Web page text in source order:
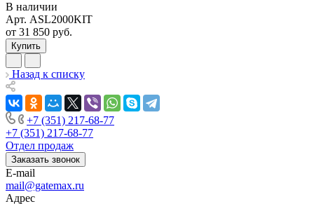
В наличии
Арт. ASL2000KIT
от 31 850 руб.
Купить
Назад к списку
+7 (351) 217-68-77
+7 (351) 217-68-77
Отдел продаж
Заказать звонок
E-mail
mail@gatemax.ru
Адрес